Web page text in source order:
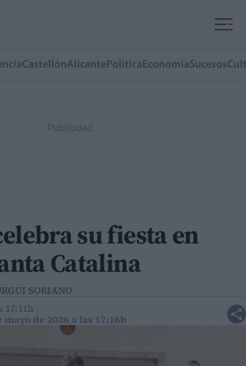
CastellónAlicante Política EconomíaSucesos
su fiesta en
Catalina
SORIANO
17:11h
de 2026 a las 17:16h